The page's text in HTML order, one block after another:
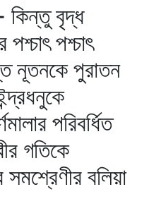
বৃদ্ধ
পশ্চাৎ পশ্চাৎ
নূতনকে পুরাতন
পরিবর্ধিত
গতিকে
বলিয়া